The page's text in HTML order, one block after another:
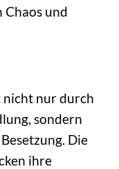
Chaos und
nicht nur durch
sondern
Die
ihre